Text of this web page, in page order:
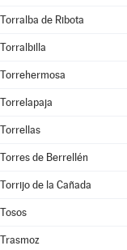
Torralba de Ribota
Torralbilla
Torrehermosa
Torrelapaja
Torrellas
Torres de Berrellén
Torrijo de la Cañada
Tosos
Trasmoz